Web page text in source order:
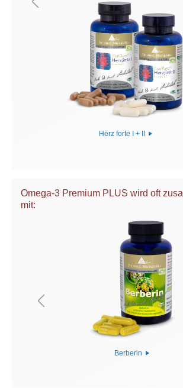
Herz forte I + II
Omega-3 Premium PLUS wird oft
mit:
Berberin